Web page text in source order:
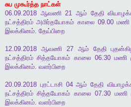
சுப முகூர்த்த நாட்கள்
06.09.2018 ஆவணி21 ஆம் தேதி
நட்சத்திரம் அமிர்தயோகம் காலை 09.00 மணி
இலக்கினம். தேய்பிறை
12.09.2018 ஆவணி27 ஆம் தேதி
நட்சத்திரம் சித்தயோகம் காலை 06.30 மணி
இலக்கினம். வளர்பிறை
20.09.2018 புரட்டாசி04ஆம் தேதி
நட்சத்திரம் சித்தயோகம் காலை 07.30 மணி
இலக்கினம். வளர்பிறை